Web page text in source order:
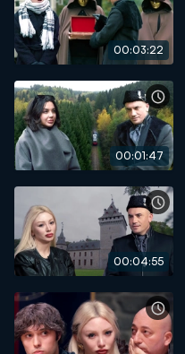
00:03:22
00:01:47
00:04:55